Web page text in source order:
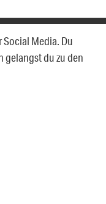
Social Media. Du
gelangst du zu den